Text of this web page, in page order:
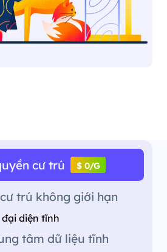
cư trú $ 0/G
trú không giới hạn
đại diện tĩnh
tâm dữ liệu tĩnh